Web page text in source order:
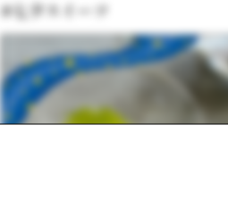
#七夕スイーツ